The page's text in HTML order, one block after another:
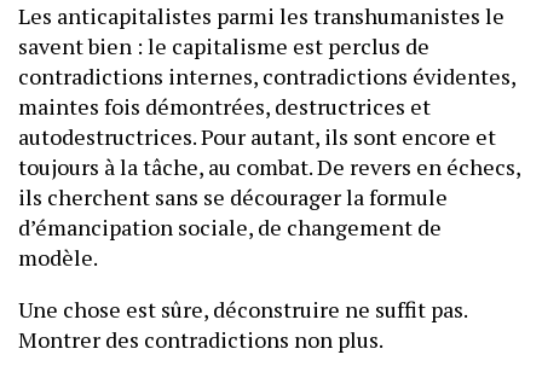
Les anticapitalistes parmi les transhumanistes le
savent bien : le capitalisme est perclus de
contradictions internes, contradictions évidentes,
maintes fois démontrées, destructrices et
autodestructrices. Pour autant, ils sont encore et
toujours à la tâche, au combat. De revers en échecs,
ils cherchent sans se décourager la formule
d’émancipation sociale, de changement de
modèle.
Une chose est sûre, déconstruire ne suffit pas.
Montrer des contradictions non plus.